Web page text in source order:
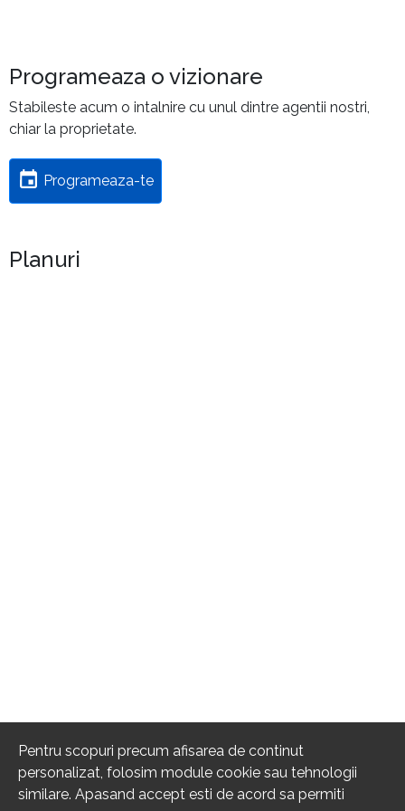
Programeaza o vizionare
Stabileste acum o intalnire cu unul dintre agentii nostri,
chiar la proprietate.
Programeaza-te
Planuri
Pentru scopuri precum afisarea de continut
personalizat, folosim module cookie sau tehnologii
similare. Apasand accept esti de acord sa permiti